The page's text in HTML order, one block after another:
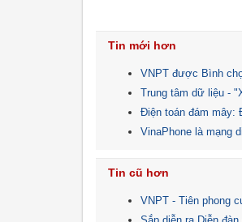
Tin mới hơn
VNPT được Bình
Trung tâm dữ liệu -
Điện toán đám mây:
VinaPhone là mạng
Tin cũ hơn
VNPT - Tiên phong